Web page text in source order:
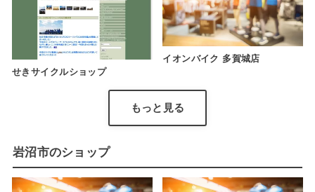
せきサイクルショップ
イオンバイク 多賀城店
もっと見る
岩沼市のショップ